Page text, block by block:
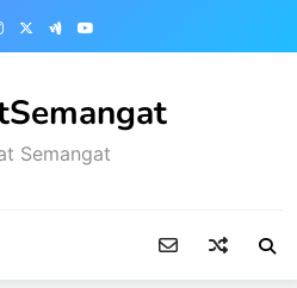
Semangat